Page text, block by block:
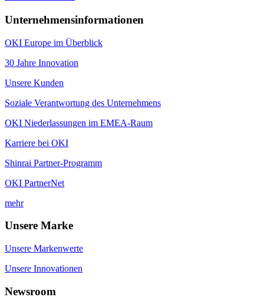
Unternehmensinformationen
OKI Europe im Überblick
30 Jahre Innovation
Unsere Kunden
Soziale Verantwortung des Unternehmens
OKI Niederlassungen im EMEA-Raum
Karriere bei OKI
Shinrai Partner-Programm
OKI PartnerNet
mehr
Unsere Marke
Unsere Markenwerte
Unsere Innovationen
Newsroom